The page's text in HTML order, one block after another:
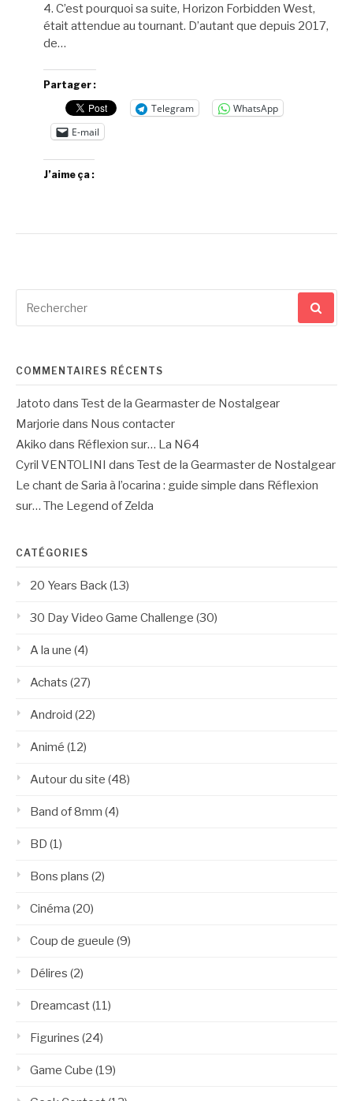
4. C’est pourquoi sa suite, Horizon Forbidden West,
était attendue au tournant. D’autant que depuis 2017,
de…
Partager :
Telegram
WhatsApp
E-mail
J’aime ça :
pour
COMMENTAIRES RÉCENTS
Jatoto dans Test de la Gearmaster de Nostalgear
Marjorie dans Nous contacter
Akiko dans Réflexion sur… La N64
Cyril VENTOLINI dans Test de la Gearmaster de Nostalgear
Le chant de Saria à l’ocarina : guide simple dans Réflexion
sur… The Legend of Zelda
CATÉGORIES
20 Years Back(13)
30 Day Video Game Challenge (30)
A la une (4)
Achats (27)
Android (22)
Animé (12)
Autour du site (48)
Band of 8mm (4)
BD (1)
Bons plans (2)
Cinéma (20)
Coup de gueule (9)
Délires (2)
Dreamcast(11)
Figurines (24)
Game Cube (19)